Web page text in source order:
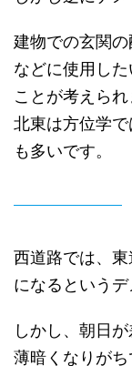
建物での玄関
などに使用し
ことが考えられ
北東は方位学
も多いです。
西道路では、
になるというデ
しかし、朝日
薄暗くなりがち